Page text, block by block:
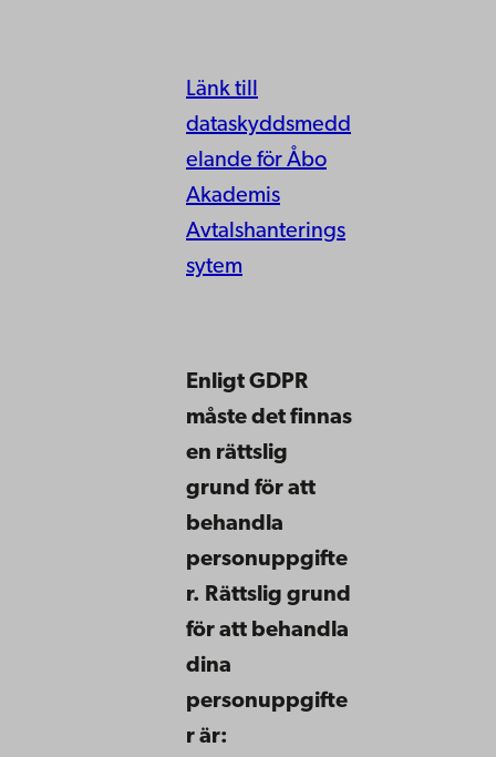
Länk till
dataskyddsmedd
elande för Åbo
Akademis
Avtalshanterings
sytem
Enligt GDPR
måste det finnas
en rättslig
grund för att
behandla
personuppgifte
r. Rättslig grund
för att behandla
dina
personuppgifte
r är: